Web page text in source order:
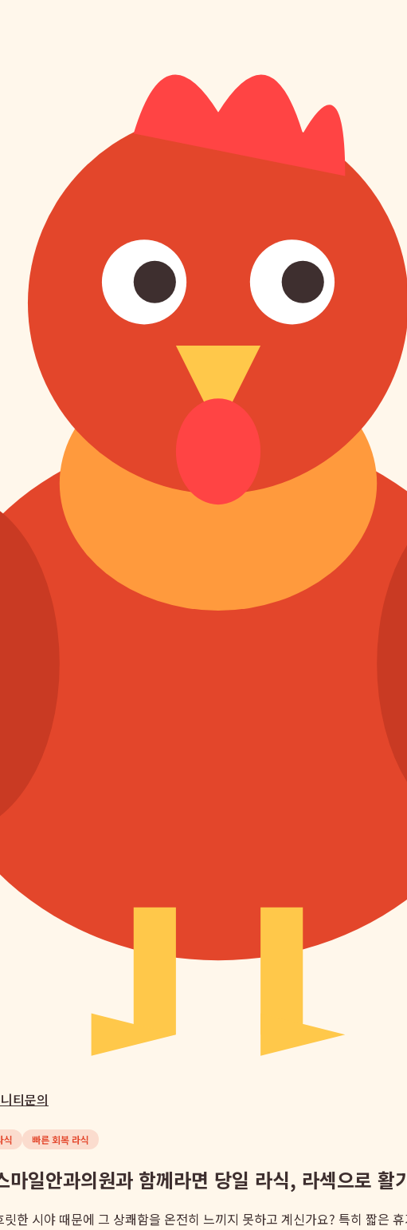
티문의
식 빠른 회복 라식
일안과의원과 함께라면 당일 라식, 라섹으로 활
한 시야 때문에 그 상쾌함을 온전히 느끼지 못하고 계신가요? 특히 짧은